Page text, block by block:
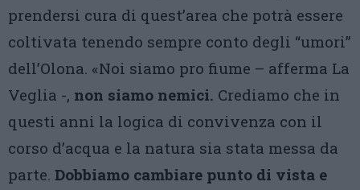
prendersi cura di quest’area che potrà essere
coltivata tenendo sempre conto degli “umori”
dell’Olona. «Noi siamo pro fiume – afferma La
Veglia -, non siamo nemici. Crediamo che in
questi anni la logica di convivenza con il
corso d’acqua e la natura sia stata messa da
parte. Dobbiamo cambiare punto di vista e